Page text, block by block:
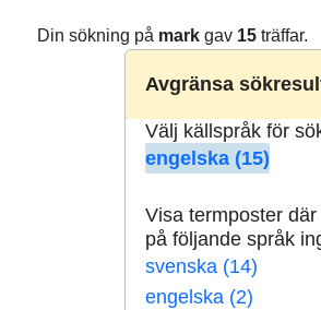
Din sökning på markgav 15träffar.
Avgränsa
Välj källspråk för
engelska (15)
Visa termposter där
på följande språk
svenska (14)
engelska (2)